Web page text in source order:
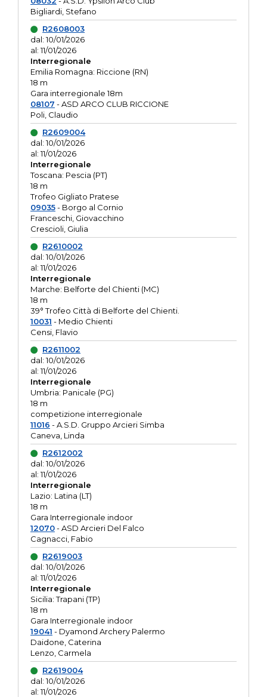
Bigliardi, Stefano
R2608003
dal: 10/01/2026
al: 11/01/2026
Interregionale
Emilia Romagna: Riccione (RN)
18 m
Gara interregionale 18m
08107 - ASD ARCO CLUB RICCIONE
Poli, Claudio
R2609004
dal: 10/01/2026
al: 11/01/2026
Interregionale
Toscana: Pescia (PT)
18 m
Trofeo Gigliato Pratese
09035- Borgo al Cornio
Franceschi, Giovacchino
Crescioli, Giulia
R2610002
dal: 10/01/2026
al: 11/01/2026
Interregionale
Marche: Belforte del Chienti (MC)
18 m
39° Trofeo Città di Belforte del Chienti.
10031 - Medio Chienti
Censi, Flavio
R2611002
dal: 10/01/2026
al: 11/01/2026
Interregionale
Umbria: Panicale (PG)
18 m
competizione interregionale
11016 - A.S.D. Gruppo Arcieri Simba
Caneva, Linda
R2612002
dal: 10/01/2026
al: 11/01/2026
Interregionale
Lazio: Latina (LT)
18 m
Gara Interregionale indoor
12070- ASD Arcieri Del Falco
Cagnacci, Fabio
R2619003
dal: 10/01/2026
al: 11/01/2026
Interregionale
Sicilia: Trapani (TP)
18 m
Gara Interregionale indoor
19041 - Dyamond Archery Palermo
Daidone, Caterina
Lenzo, Carmela
R2619004
dal: 10/01/2026
al: 11/01/2026